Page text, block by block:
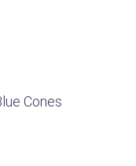
Cones